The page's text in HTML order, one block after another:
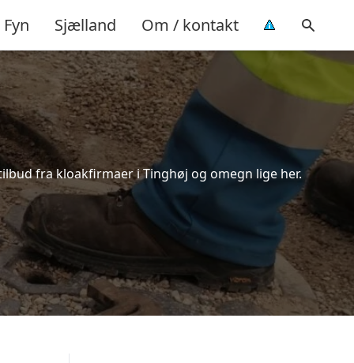
Fyn Sjælland Om / kontakt
fra kloakfirmaer i Tinghøj og omegn lige her.